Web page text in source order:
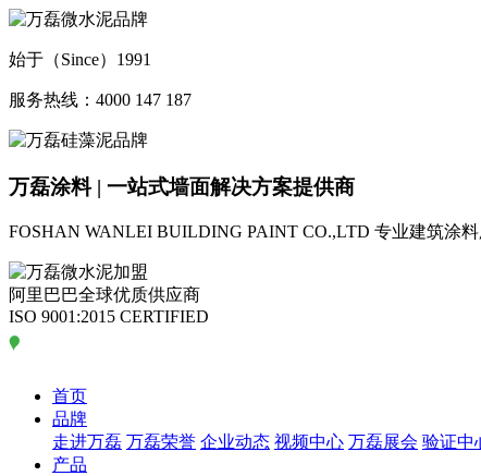
始于（Since）1991
服务热线：4000 147 187
万磊涂料 | 一站式墙面解决方案提供商
FOSHAN WANLEI BUILDING PAINT CO.,LTD 专业建筑涂
阿里巴巴全球优质供应商
ISO 9001:2015 CERTIFIED
首页
品牌
走进万磊 万磊荣誉 企业动态 视频中心 万磊展会 验证中
产品